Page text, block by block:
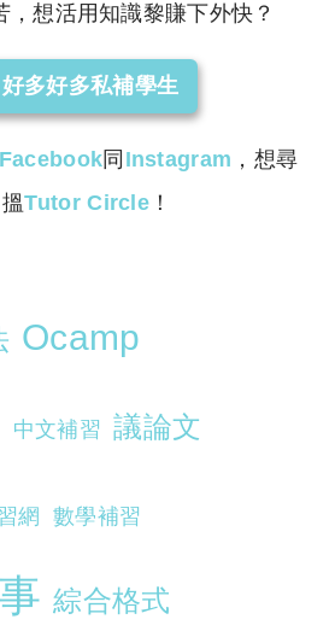
，想活用知識黎賺下外快？
多好多私補學生
Facebook 同 Instagram ，想尋
Tutor Circle ！
Ocamp
中文補習 議論文
網 數學補習
綜合格式